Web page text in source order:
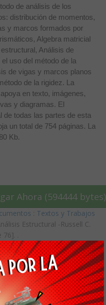
de análisis de los
distribución de momentos,
y marcos formados por
Algebra matricial
Análisis de
uso del método de la
de vigas y marcos planos
de la rigidez. La
en texto, imágenes,
y diagramas. El
de todas las partes de esta
un total de 754 páginas. La
Kb.
Ahora (594444 bytes)
Textos y Trabajos
Estructural -Russell C.
76].